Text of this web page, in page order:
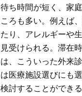
待ち時間が短く、家
ころも多い。例えば
たり、アレルギーや
見受けられる。滞在
は、こういった外来
は医療施設選びにも
検討することができる